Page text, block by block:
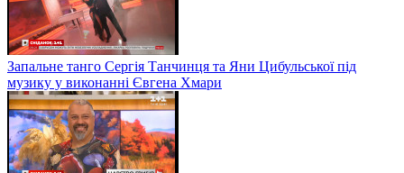
Запальне танго Сергія Танчинця та Яни Цибульської під
музику у виконанні Євгена Хмари